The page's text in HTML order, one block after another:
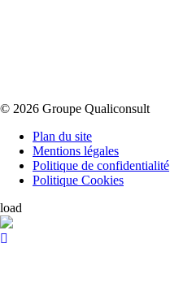
© 2026 Groupe Qualiconsult
Plan du site
Mentions légales
Politique de confidentialité
Politique Cookies
load